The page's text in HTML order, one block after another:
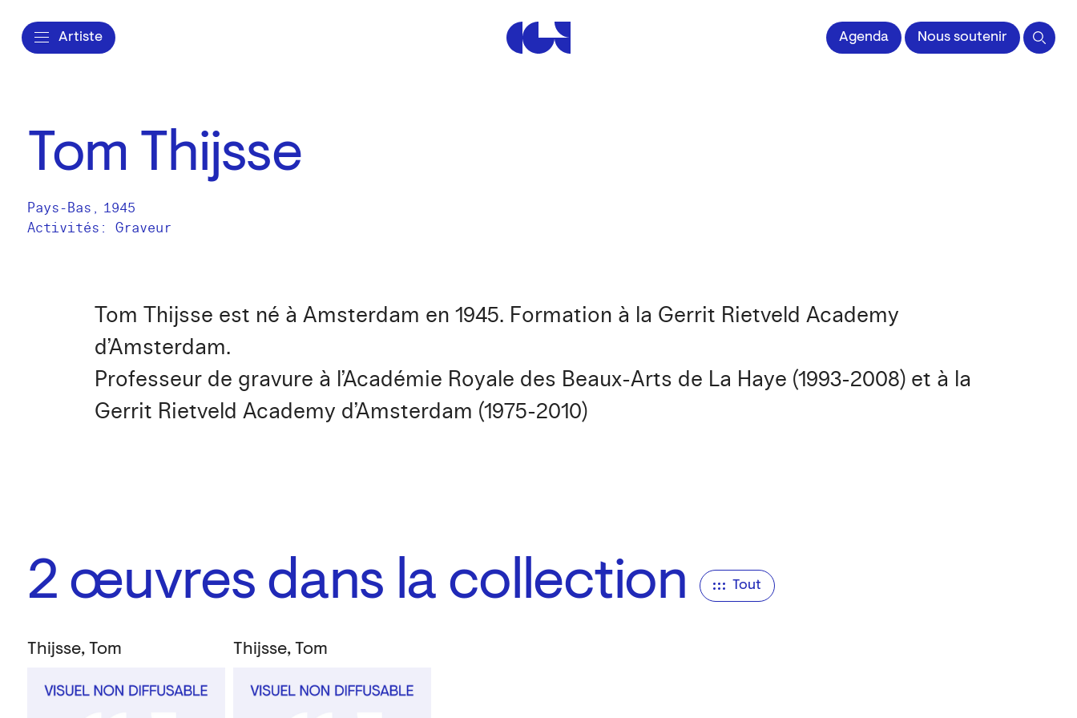
Artiste Centre de la Gravure et de l'Image impriméeAgenda Nous soutenir
Tom Thijsse
Pays-Bas , 1945
Activités: Graveur
Tom Thijsse est né à Amsterdam en 1945. Formation à la Gerrit Rietveld Academy
d’Amsterdam.
Professeur de gravure à l’Académie Royale des Beaux-Arts de La Haye (1993-2008) et à la
Gerrit Rietveld Academy d’Amsterdam (1975-2010)
2 œuvres dans la collection Tout
Thijsse, Tom Thijsse, Tom